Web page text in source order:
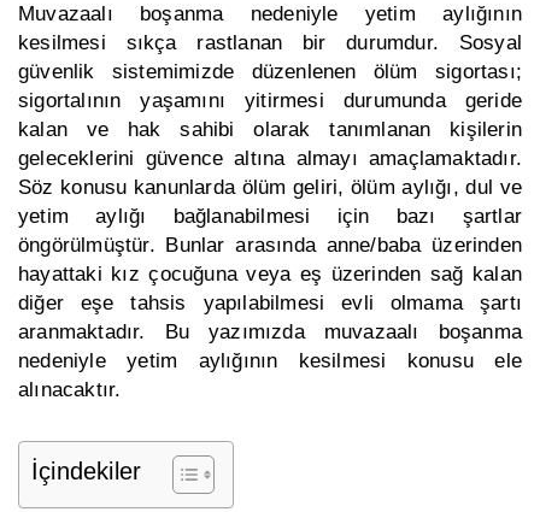
Muvazaalı boşanma nedeniyle yetim aylığının
kesilmesi sıkça rastlanan bir durumdur. Sosyal
güvenlik sistemimizde düzenlenen ölüm sigortası;
sigortalının yaşamını yitirmesi durumunda geride
kalan ve hak sahibi olarak tanımlanan kişilerin
geleceklerini güvence altına almayı amaçlamaktadır.
Söz konusu kanunlarda ölüm geliri, ölüm aylığı, dul ve
yetim aylığı bağlanabilmesi için bazı şartlar
öngörülmüştür. Bunlar arasında anne/baba üzerinden
hayattaki kız çocuğuna veya eş üzerinden sağ kalan
diğer eşe tahsis yapılabilmesi evli olmama şartı
aranmaktadır. Bu yazımızda muvazaalı boşanma
nedeniyle yetim aylığının kesilmesi konusu ele
alınacaktır.
İçindekiler